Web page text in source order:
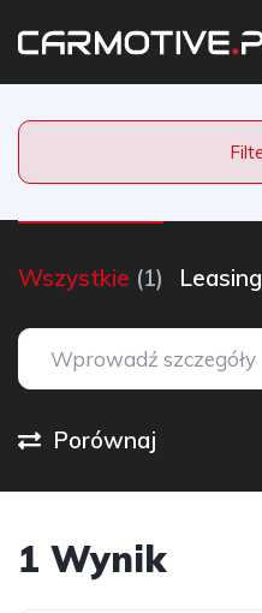
Wszystkie (1) Leasing
Porównaj
1 Wynik